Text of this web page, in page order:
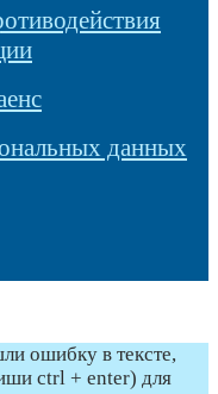
данных
ошибку в тексте,
ctrl + enter) для